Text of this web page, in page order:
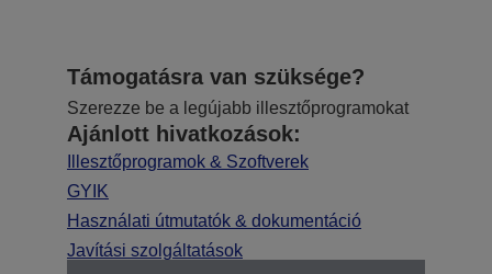
Támogatásra van szüksége?
Szerezze be a legújabb illesztőprogramokat
Ajánlott hivatkozások:
Illesztőprogramok & Szoftverek
GYIK
Használati útmutatók & dokumentáció
Javítási szolgáltatások